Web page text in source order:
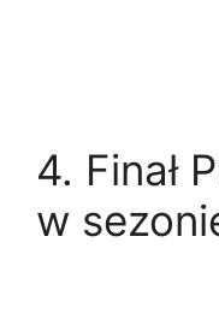
4. Finał
w